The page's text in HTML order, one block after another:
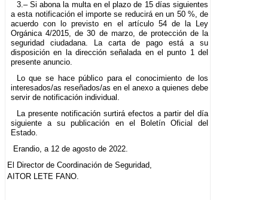
3.– Si abona la multa en el plazo de 15 días siguientes
a esta notificación el importe se reducirá en un 50 %, de
acuerdo con lo previsto en el artículo 54 de la Ley
Orgánica 4/2015, de 30 de marzo, de protección de la
seguridad ciudadana. La carta de pago está a su
disposición en la dirección señalada en el punto 1 del
presente anuncio.
Lo que se hace público para el conocimiento de los
interesados/as reseñados/as en el anexo a quienes debe
servir de notificación individual.
La presente notificación surtirá efectos a partir del día
siguiente a su publicación en el Boletín Oficial del
Estado.
Erandio, a 12 de agosto de 2022.
El Director de Coordinación de Seguridad,
AITOR LETE FANO.